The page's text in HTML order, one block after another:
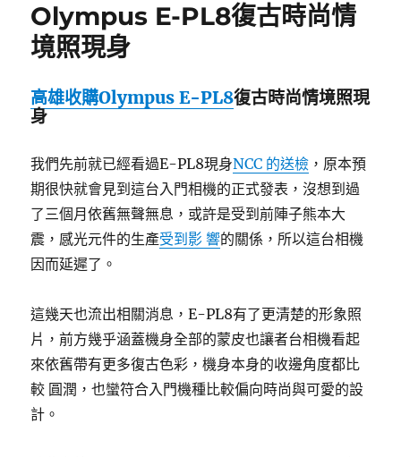
Olympus E-PL8復古時尚情
境照現身
高雄收購Olympus E-PL8復古時尚情境照現
身
我們先前就已經看過E-PL8現身NCC 的送檢 ，原本預
期很快就會見到這台入門相機的正式發表，沒想到過
了三個月依舊無聲無息，或許是受到前陣子熊本大
震，感光元件的生產受到影 響的關係，所以這台相機
因而延遲了。
這幾天也流出相關消息，E-PL8有了更清楚的形象照
片，前方幾乎涵蓋機身全部的蒙皮也讓者台相機看起
來依舊帶有更多復古色彩，機身本身的收邊角度都比
較 圓潤，也蠻符合入門機種比較偏向時尚與可愛的設
計。